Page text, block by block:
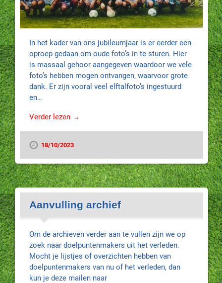
In het kader van ons jubileumjaar is er eerder een
oproep gedaan om oude foto’s in te sturen. Hier
is massaal gehoor aangegeven waardoor we vele
foto’s hebben mogen ontvangen, waarvoor grote
dank. Er zijn vooral veel elftalfoto’s ingestuurd
en…
Verder lezen →
18/10/2023
Aanvulling archief
Om de archieven verder aan te vullen zijn we op
zoek naar doelpuntenmakers uit het verleden.
Mocht je lijstjes of overzichten hebben van
doelpuntenmakers van nu of het verleden, dan
kun je deze mailen naar